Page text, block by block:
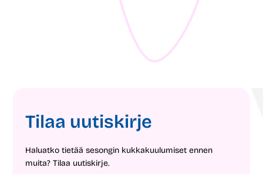
Tilaa uutiskirje
Haluatko tietää sesongin kukkakuulumiset ennen
muita? Tilaa uutiskirje.